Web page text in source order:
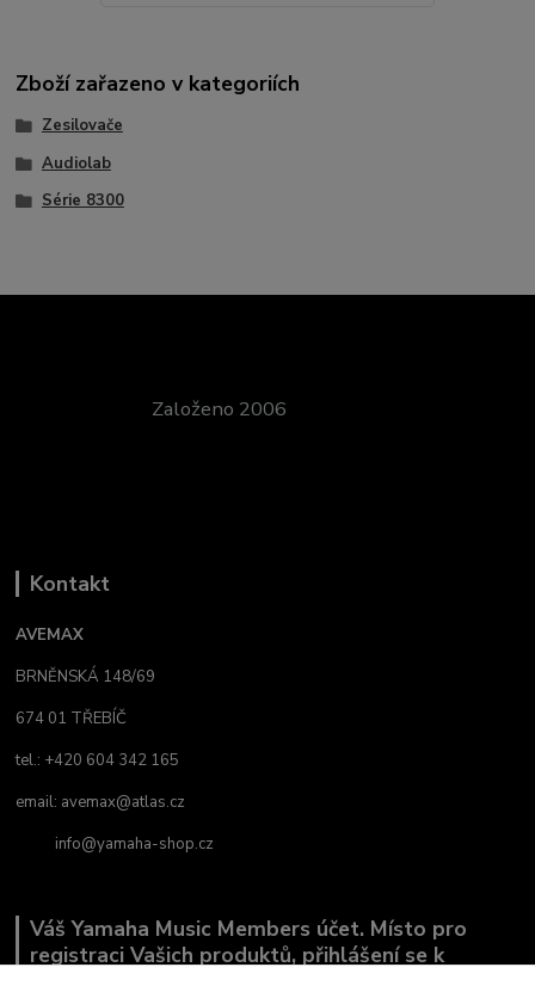
Zboží zařazeno v kategoriích
Zesilovače
Audiolab
Série 8300
Založeno 2006
Kontakt
AVEMAX
BRNĚNSKÁ 148/69
674 01 TŘEBÍČ
tel.: +420 604 342 165
email: avemax@atlas.cz
info@yamaha-shop.cz
Váš Yamaha Music Members účet. Místo pro
registraci Vašich produktů, přihlášení se k